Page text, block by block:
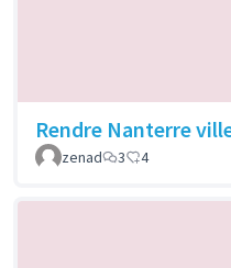
Rendre Nanterre
zenad
3 4